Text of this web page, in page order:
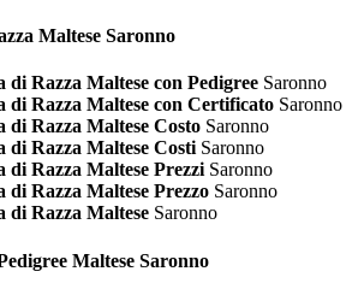
Maltese Saronno
di Razza Maltese con Pedigree Saronno
di Razza Maltese con Certificato Saronno
di Razza Maltese Costo Saronno
di Razza Maltese CostiSaronno
di Razza Maltese PrezziSaronno
di Razza Maltese Prezzo Saronno
di Razza Maltese Saronno
Maltese Saronno